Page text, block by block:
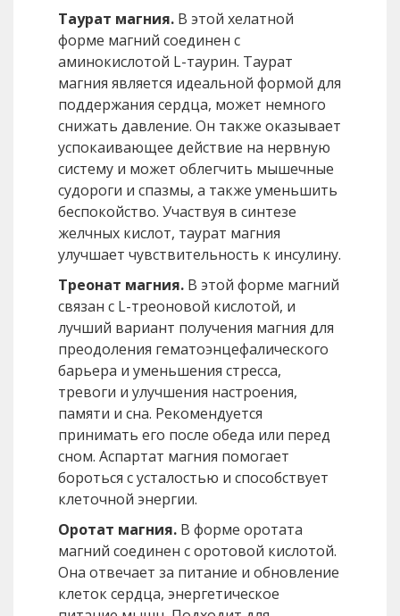
Таурат магния. В этой хелатной
форме магний соединен с
аминокислотой L-таурин. Таурат
магния является идеальной формой для
поддержания сердца, может немного
снижать давление. Он также оказывает
успокаивающее действие на нервную
систему и может облегчить мышечные
судороги и спазмы, а также уменьшить
беспокойство. Участвуя в синтезе
желчных кислот, таурат магния
улучшает чувствительность к инсулину.
Треонат магния. В этой форме магний
связан с L-треоновой кислотой, и
лучший вариант получения магния для
преодоления гематоэнцефалического
барьера и уменьшения стресса,
тревоги и улучшения настроения,
памяти и сна. Рекомендуется
принимать его после обеда или перед
сном. Аспартат магния помогает
бороться с усталостью и способствует
клеточной энергии.
Оротат магния. В форме оротата
магний соединен с оротовой кислотой.
Она отвечает за питание и обновление
клеток сердца, энергетическое